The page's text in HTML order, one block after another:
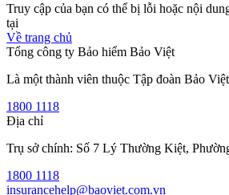
Truy cập của bạn có thể bị lỗi hoặc nội
tại
Về trang chủ
Tổng công ty Bảo hiểm Bảo Việt
Là một thành viên thuộc Tập đoàn Bảo Việt
1800 1118
Địa chỉ
Trụ sở chính: Số 7 Lý Thường Kiệt,
1800 1118
insurancehelp@baoviet.com.vn